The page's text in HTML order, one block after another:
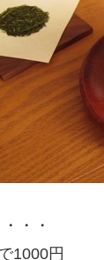
・・
1000円